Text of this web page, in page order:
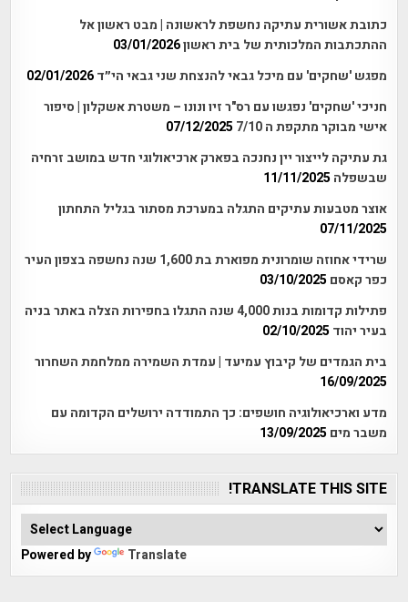
כתובת אשורית עתיקה נחשפת לראשונה | מבט ראשון אל
ההתכתבות המלכותית של בית ראשון03/01/2026
מפגש 'שחקים' עם מיכל גבאי להנצחת שני גבאי הי״ד 02/01/2026
חניכי 'שחקים' נפגשו עם רס"ר זיו ונונו – משטרת אשקלון | סיפור
אישי מבוקר מתקפת ה 7/10
07/12/2025
גת עתיקה לייצור יין נחנכה בפארק ארכיאולוגי חדש במושב זרחיה
שבשפלה 11/11/2025
אוצר מטבעות עתיקים התגלה במערכת מסתור בגליל התחתון
07/11/2025
שרידי אחוזה שומרונית מפוארת בת 1,600 שנה נחשפה בצפון העיר
כפר קאסם 03/10/2025
פתילות קדומות בנות 4,000 שנה התגלו בחפירות הצלה באתר בניה
בעיר יהוד 02/10/2025
בית הגמדים של קיבוץ עמיעד | עמדת השמירה ממלחמת השחרור
16/09/2025
מדע וארכיאולוגיה חושפים: כך התמודדה ירושלים הקדומה עם
משבר מים 13/09/2025
TRANSLATE THIS SITE!
Powered by Translate